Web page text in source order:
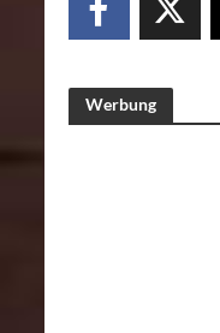
Werbung